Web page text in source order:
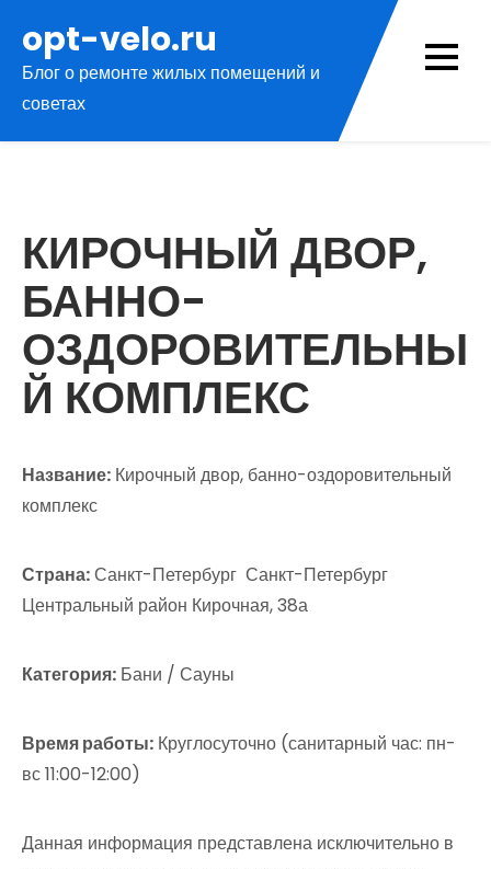
содержимому
opt-velo.ru
Блог о ремонте жилых помещений и
советах
КИРОЧНЫЙ ДВОР,
БАННО-
ОЗДОРОВИТЕЛЬНЫ
Й КОМПЛЕКС
Название: Кирочный двор, банно-оздоровительный
комплекс
Страна:Санкт-Петербург Санкт-Петербург
Центральный район Кирочная, 38а
Категория: Бани / Сауны
Время работы: Круглосуточно (санитарный час: пн-
вс 11:00-12:00)
Данная информация представлена исключительно в